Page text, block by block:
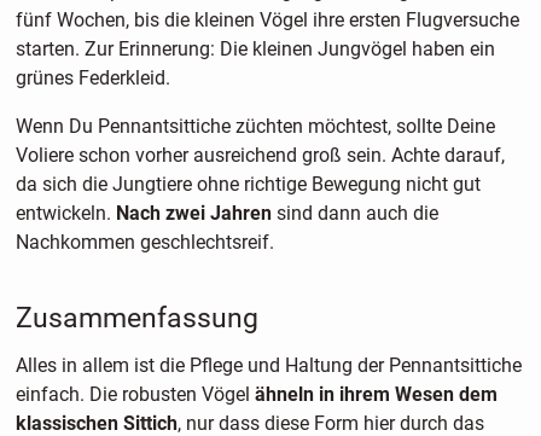
fünf Wochen, bis die kleinen Vögel ihre ersten Flugversuche
starten. Zur Erinnerung: Die kleinen Jungvögel haben ein
grünes Federkleid.
Wenn Du Pennantsittiche züchten möchtest, sollte Deine
Voliere schon vorher ausreichend groß sein. Achte darauf,
da sich die Jungtiere ohne richtige Bewegung nicht gut
entwickeln. Nach zwei Jahrensind dann auch die
Nachkommen geschlechtsreif.
Zusammenfassung
Alles in allem ist die Pflege und Haltung der Pennantsittiche
einfach. Die robusten Vögel ähneln in ihrem Wesen dem
klassischen Sittich, nur dass diese Form hier durch das